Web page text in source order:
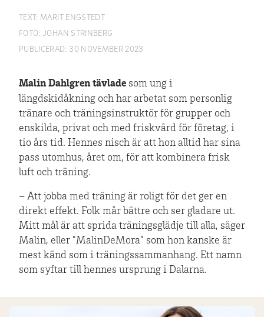
TEXT: MARIT ENGSTEDT
FOTO:JOHAN STRINBERG
PUBLICERAD: 30 NOVEMBER 2023
Malin Dahlgren tävlade som ung i
längdskidåkning och har arbetat som personlig
tränare och träningsinstruktör för grupper och
enskilda, privat och med friskvård för företag, i
tio års tid. Hennes nisch är att hon alltid har sina
pass utomhus, året om, för att kombinera frisk
luft och träning.
– Att jobba med träning är roligt för det ger en
direkt effekt. Folk mår bättre och ser gladare ut.
Mitt mål är att sprida träningsglädje till alla, säger
Malin, eller ”MalinDeMora” som hon kanske är
mest känd som i träningssammanhang. Ett namn
som syftar till hennes ursprung i Dalarna.